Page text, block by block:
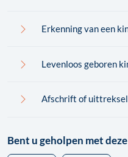
Erkenning van een
Levenloos geboren
Afschrift of
Bent u geholpen met